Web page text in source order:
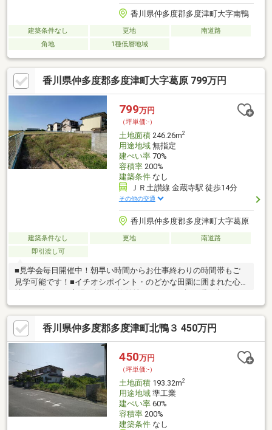
香川県仲多度郡多度津町大字南鴨
建築条件なし 更地
南道路
角地
1種低層地域
香川県仲多度郡多度津町大字葛原 799万円
799万円
（坪単価:-）
土地面積246.26m2
用途地域無指定
建ぺい率70%
容積率200%
建築条件なし
ＪＲ土讃線 金蔵寺駅 徒歩14分
その他の交通
香川県仲多度郡多度津町大字葛原
建築条件なし 更地
南道路
即引渡し可
■見学会毎日開催中！朝早い時間からお仕事終わりの時間帯もご
見学可能です！■イチオシポイント・のどかな田園に囲まれた心
うな暮らし。■もちろん、オークラハウスでも建築可能♪・お客様
の要望に沿った注文住宅を建築可能・10年間設備保証あり・40年
間メンテナンス不要の外壁を使用
香川県仲多度郡多度津町北鴨３ 450万円
450万円
（坪単価:-）
土地面積193.32m2
用途地域準工業
建ぺい率60%
容積率200%
建築条件なし